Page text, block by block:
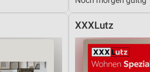
XXXLutz